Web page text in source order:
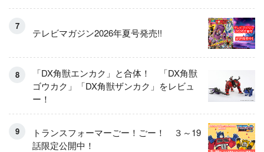
テレビマガジン2026年夏号発売!!
「DX角獣エンカク」と合体！ 「DX角獣
ゴウカク」「DX角獣ザンカク」をレビュ
ー！
トランスフォーマーごー！ごー！ ３～19
話限定公開中！